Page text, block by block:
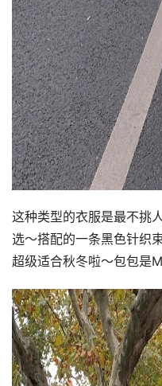
这种类型的衣服是最不挑
选～搭配的一条黑色针织
超级适合秋冬啦～包包是